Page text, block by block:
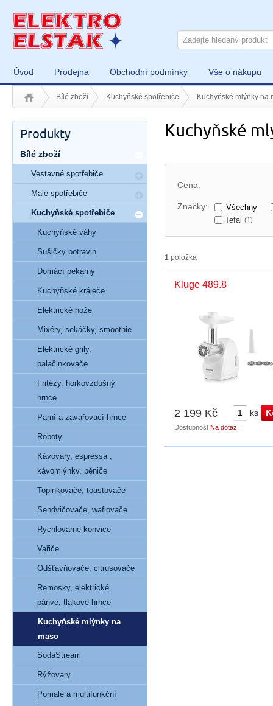
Úvod Prodejna Obchodní podmínky Vše o nákupu
Bílé zboží Kuchyňské spotřebiče Kuchyňské mlýnky na
Kuchyňské
Cena:
Značky:
Všechny
Tefal (1)
1 položka
Kluge 489.8
2 199 Kč ks
Dostupnost Na dotaz
Produkty
Bílé zboží
Vestavné spotřebiče
Malé spotřebiče
Kuchyňské spotřebiče
Kuchyňské váhy
Sušičky potravin
Domácí pekárny
Kuchyňské kráječe
Elektrické nože
Mixéry, sekáčky, smoothie
Elektrické grily,
palačinkovače
Fritézy, horkovzdušný
hrnce
Parní a zavařovací hrnce
Roboty
Kávovary, espressa ,
kávomlýnky, pěniče
Topinkovače, toastovače
Sendvičovače, waflovače
Rychlovarné konvice
Vařiče
Odšťavňovače, citrusovače
Remosky, elektrické
pánve, tlakové hrnce
Kuchyňské mlýnky na
maso
SodaStream
Rýžovary
Pomalé a multifunkční